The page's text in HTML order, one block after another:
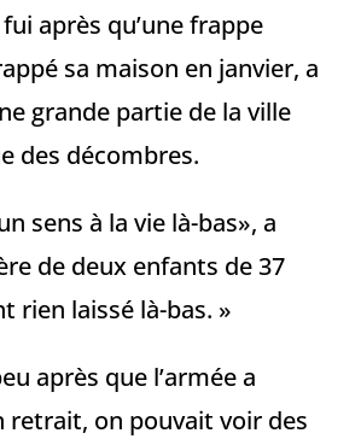
après qu’une frappe
sa maison en janvier, a
grande partie de la ville
des décombres.
sens à la vie là-bas», a
de deux enfants de 37
rien laissé là-bas. »
après que l’armée a
retrait, on pouvait voir des